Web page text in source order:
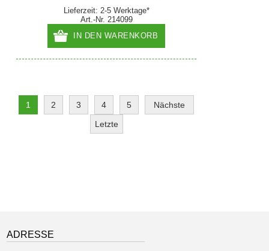
Lieferzeit: 2-5 Werktage*
Art.-Nr. 214099
IN DEN WARENKORB
1 2 3 4 5
Nächste
Letzte
ADRESSE